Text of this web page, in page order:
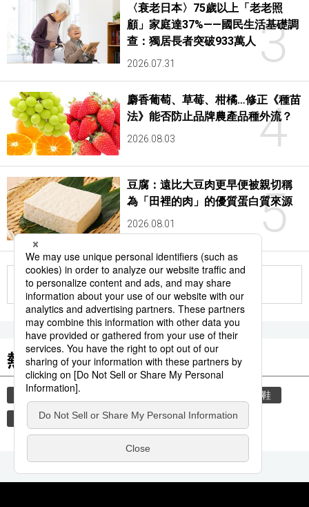
3
〈衰老日本〉75歲以上「老老照
顧」家庭達37%——國民生活基礎調
查：獨居長者突破933萬人
2026.07.31
4
麝香葡萄、草莓、柑橘…修正《種苗
法》能否防止品牌農產品種外流？
2026.08.03
5
豆腐：遠比大豆肉更早便被親切稱
為「田裡的肉」的優質蛋白質來源
2026.08.01
更多
熱門關鍵詞
教育 禮儀 脫鞋
時事通信新聞 歷史 書訊 自然環境